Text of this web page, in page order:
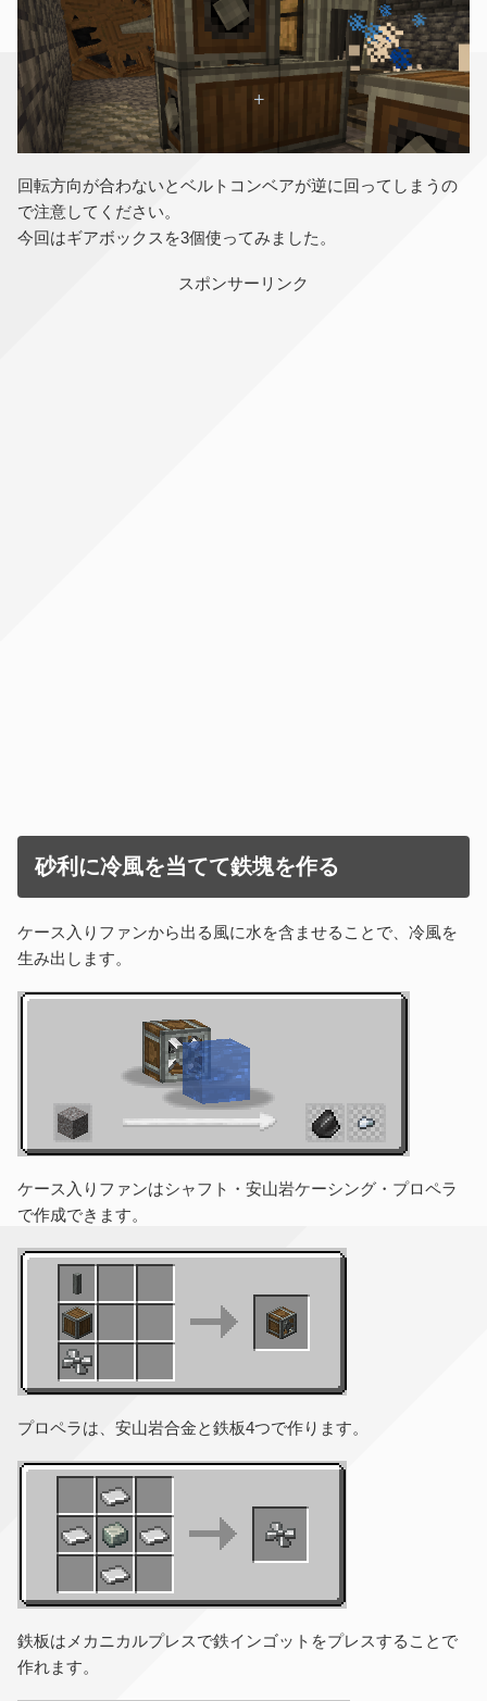
回転方向が合わないとベルトコンベアが逆に回ってしまうの
で注意してください。
今回はギアボックスを3個使ってみました。
スポンサーリンク
砂利に冷風を当てて鉄塊を作る
ケース入りファンから出る風に水を含ませることで、冷風を
生み出します。
ケース入りファンはシャフト・安山岩ケーシング・プロペラ
で作成できます。
プロペラは、安山岩合金と鉄板4つで作ります。
鉄板はメカニカルプレスで鉄インゴットをプレスすることで
作れます。